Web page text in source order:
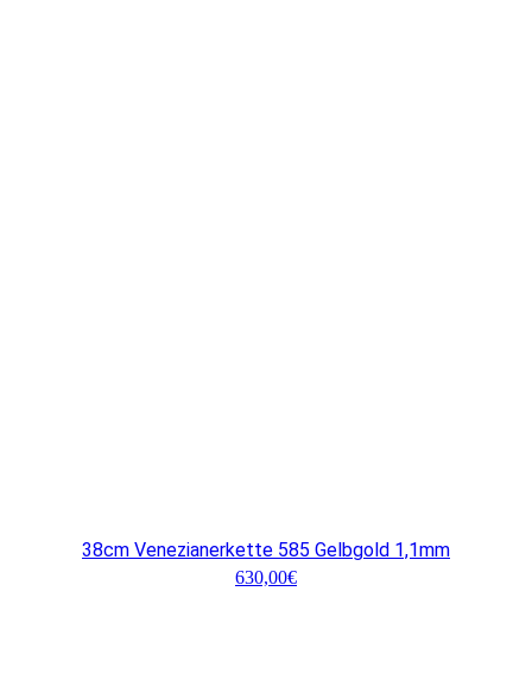
38cm Venezianerkette 585 Gelbgold 1,1mm
630,00€